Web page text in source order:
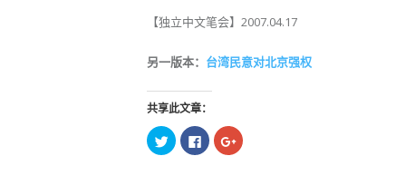
【独立中文笔会】2007.04.17
另一版本： 台湾民意对北京强权
共享此文章：
点
击
点
击
点
击